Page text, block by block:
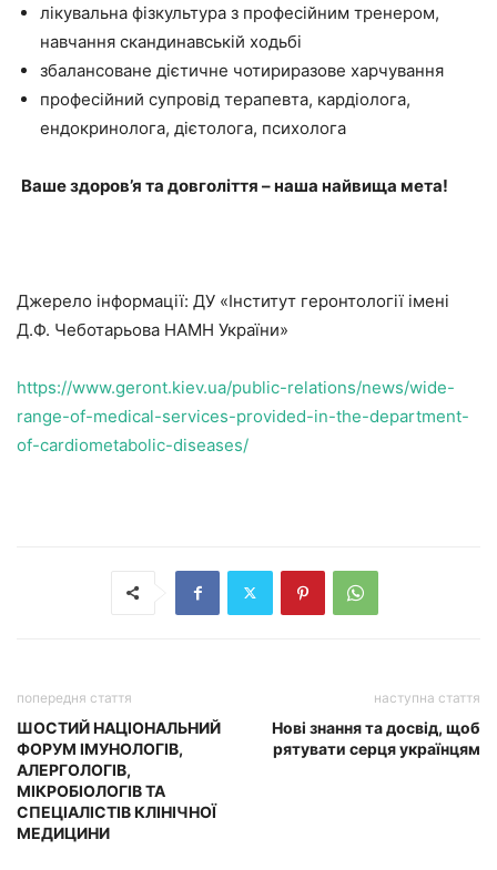
лікувальна фізкультура з професійним тренером,
навчання скандинавській ходьбі
збалансоване дієтичне чотириразове харчування
професійний супровід терапевта, кардіолога,
ендокринолога, дієтолога, психолога
Ваше здоров’я та довголіття – наша найвища мета!
Джерело інформації: ДУ «Інститут геронтології імені
Д.Ф. Чеботарьова НАМН України»
https://www.geront.kiev.ua/public-relations/news/wide-
range-of-medical-services-provided-in-the-department-
of-cardiometabolic-diseases/
попередня стаття
ШОСТИЙ НАЦІОНАЛЬНИЙ
ФОРУМ ІМУНОЛОГІВ,
АЛЕРГОЛОГІВ,
МІКРОБІОЛОГІВ ТА
СПЕЦІАЛІСТІВ КЛІНІЧНОЇ
МЕДИЦИНИ
наступна стаття
Нові знання та досвід, щоб
рятувати серця українцям